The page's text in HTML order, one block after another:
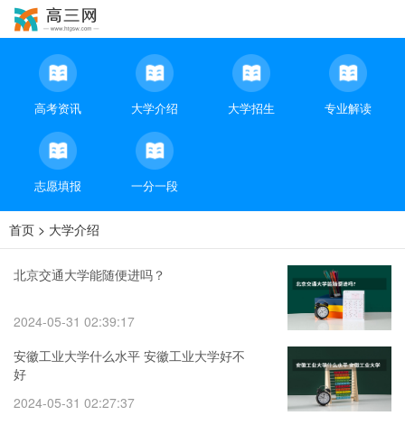
高考资讯 大学介绍 大学招生 专业解读
志愿填报 一分一段
首页 > 大学介绍
北京交通大学能随便进吗？
2024-05-31 02:39:17
安徽工业大学什么水平 安徽工业大学好不
好
2024-05-31 02:27:37